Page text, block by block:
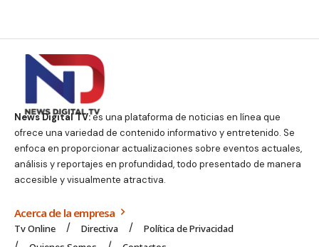
News Digital TV:es una plataforma de noticias en línea que
ofrece una variedad de contenido informativo y entretenido. Se
enfoca en proporcionar actualizaciones sobre eventos actuales,
análisis y reportajes en profundidad, todo presentado de manera
accesible y visualmente atractiva.
Acerca de la empresa
Tv Online Directiva
Política de Privacidad